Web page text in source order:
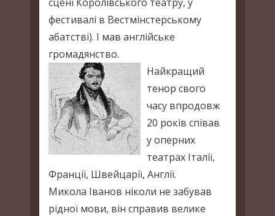
фестивалі в Вестмінстерському
абатстві). І мав англійське
громадянство.
Найкращий
тенор свого
часу впродовж
20 років співав
у оперних
театрах Італії,
Франції, Швейцарії, Англії.
Микола Іванов ніколи не забував
рідної мови, він справив велике